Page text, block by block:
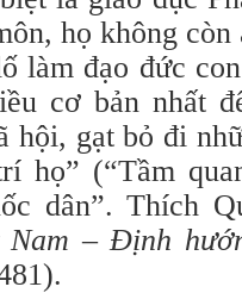
họ không
làm đạo đức
cơ bản nhất
hội, gạt bỏ đi
họ” (“Tầm
dân”. Thích
Nam – Định